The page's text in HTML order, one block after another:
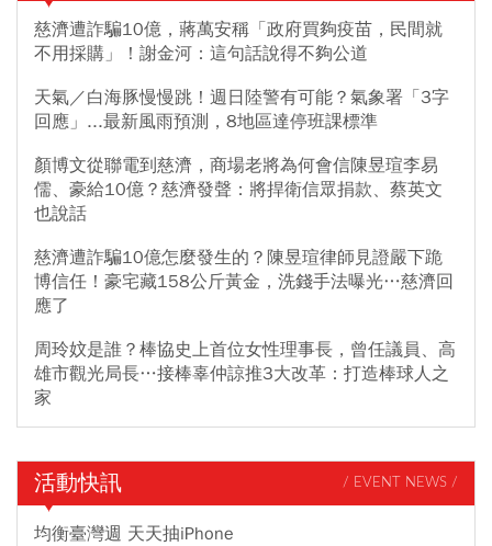
慈濟遭詐騙10億，蔣萬安稱「政府買夠疫苗，民間就
不用採購」！謝金河：這句話說得不夠公道
天氣／白海豚慢慢跳！週日陸警有可能？氣象署「3字
回應」...最新風雨預測，8地區達停班課標準
顏博文從聯電到慈濟，商場老將為何會信陳昱瑄李易
儒、豪給10億？慈濟發聲：將捍衛信眾捐款、蔡英文
也說話
慈濟遭詐騙10億怎麼發生的？陳昱瑄律師見證嚴下跪
博信任！豪宅藏158公斤黃金，洗錢手法曝光…慈濟回
應了
周玲妏是誰？棒協史上首位女性理事長，曾任議員、高
雄市觀光局長…接棒辜仲諒推3大改革：打造棒球人之
家
活動快訊 / EVENT NEWS /
均衡臺灣週 天天抽iPhone